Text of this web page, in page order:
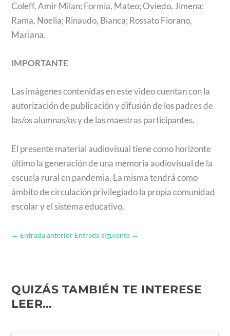
Coleff, Amir Milan; Formía, Mateo; Oviedo, Jimena;
Rama, Noelia; Rinaudo, Bianca; Rossato Fiorano,
Mariana.
IMPORTANTE
Las imágenes contenidas en este video cuentan con la
autorización de publicación y difusión de los padres de
las/os alumnas/os y de las maestras participantes.
El presente material audiovisual tiene como horizonte
último la generación de una memoria audiovisual de la
escuela rural en pandemia. La misma tendrá como
ámbito de circulación privilegiado la propia comunidad
escolar y el sistema educativo.
← Entrada anterior Entrada siguiente →
QUIZÁS TAMBIÉN TE INTERESE
LEER…